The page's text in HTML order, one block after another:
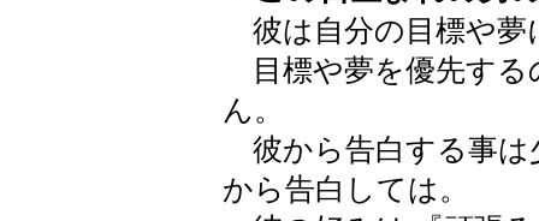
彼は自分の目標や夢
目標や夢を優先する
ん。
彼から告白する事は
から告白しては。